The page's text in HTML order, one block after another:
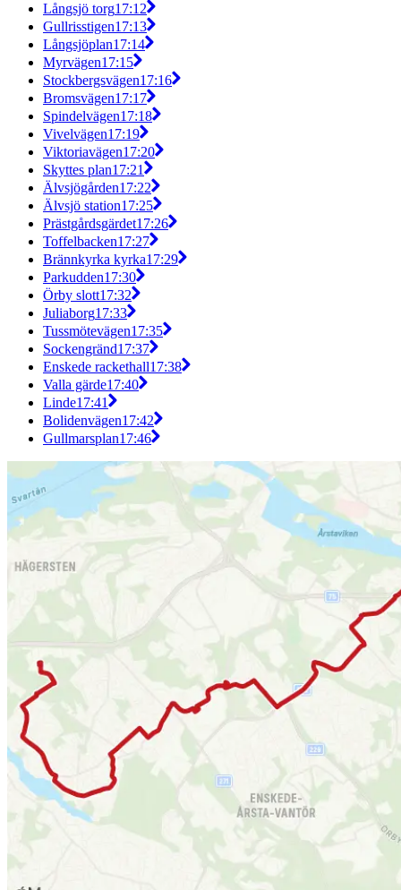
Långsjö torg17:12
Gullrisstigen17:13
Långsjöplan17:14
Myrvägen17:15
Stockbergsvägen17:16
Bromsvägen17:17
Spindelvägen17:18
Vivelvägen17:19
Viktoriavägen17:20
Skyttes plan17:21
Älvsjögården17:22
Älvsjö station17:25
Prästgårdsgärdet17:26
Toffelbacken17:27
Brännkyrka kyrka17:29
Parkudden17:30
Örby slott17:32
Juliaborg17:33
Tussmötevägen17:35
Sockengränd17:37
Enskede rackethall17:38
Valla gärde17:40
Linde17:41
Bolidenvägen17:42
Gullmarsplan17:46